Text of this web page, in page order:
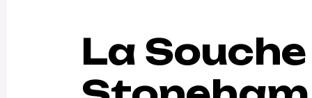
La Souche